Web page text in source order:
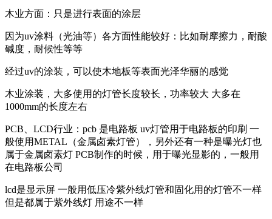
木业方面：只是进行表面的涂层
因为uv涂料（光油等）各方面性能较好：比如耐摩擦力，耐酸
碱度，耐候性等等
经过uv的涂装，可以使木地板等表面光泽华丽的感觉
木业涂装，大多使用的灯管长度较长，功率较大 大多在
1000mm的长度左右
PCB、LCD行业：pcb 是电路板 uv灯管用于电路板的印刷 一
般使用METAL（金属卤素灯管），另外还有一种是曝光灯也
属于金属卤素灯 PCB制作的时候，用于曝光显影的，一般用
在电路板公司
lcd是显示屏 一般用低压冷紫外线灯管和固化用的灯管不一样
但是都属于紫外线灯 用途不一样